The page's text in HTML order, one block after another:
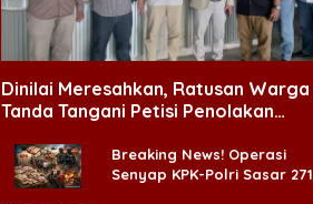
Dinilai Meresahkan, Ratusan Warga
Tanda Tangani Petisi Penolakan
Breaking News! Operasi
Senyap KPK-Polri Sasar 271